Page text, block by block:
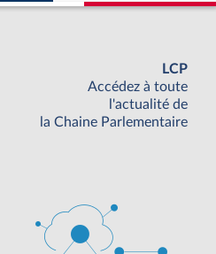
LCP
Accédez à toute
l'actualité de
la Chaine Parlementaire